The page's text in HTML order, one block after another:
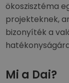
ökoszisztéma
projekteknek,
bizonyíték a
Mi a Dai?